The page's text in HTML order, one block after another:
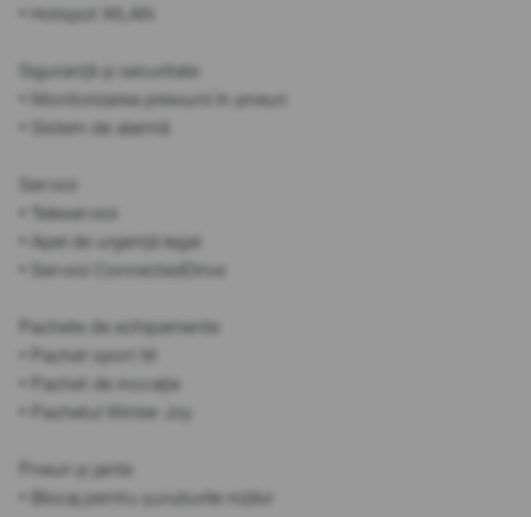
• Hotspot WLAN
Siguranță și securitate
• Monitorizarea presiunii în pneuri
• Sistem de alarmă
Servicii
• Teleservicii
• Apel de urgență legal
• Servicii ConnectedDrive
Pachete de echipamente
• Pachet sport M
• Pachet de inovație
• Pachetul Winter Joy
Pneuri și jante
• Blocaj pentru șuruburile roților